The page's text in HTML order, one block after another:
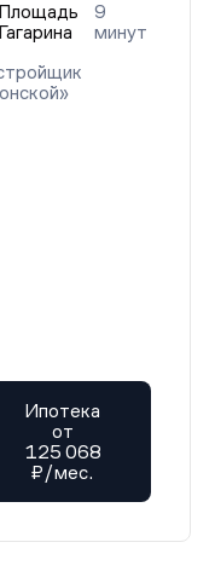
Площадь
Гагарина
9
минут
Ипотека
от
125 068
₽/мес.